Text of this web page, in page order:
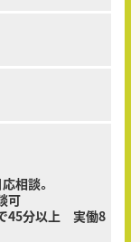
相談。
可
45分以上 実働8